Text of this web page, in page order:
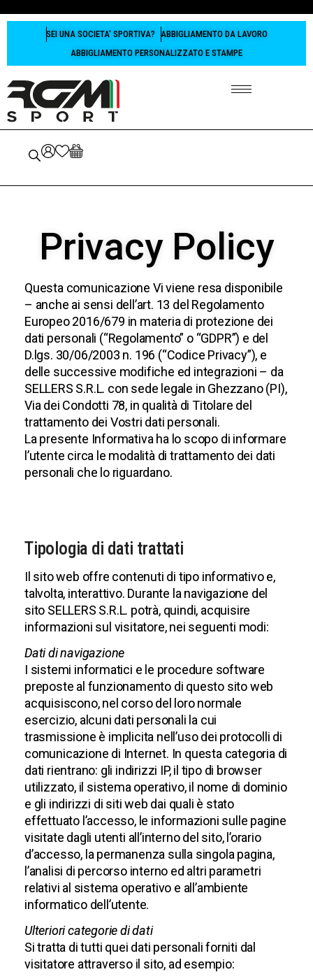
SEI UNA SOCIETA' SPORTIVA?
ABBIGLIAMENTO DA LAVORO
ABBIGLIAMENTO PERSONALIZZATO E STAMPE
Privacy Policy
Questa comunicazione Vi viene resa disponibile
– anche ai sensi dell’art. 13 del Regolamento
Europeo 2016/679 in materia di protezione dei
dati personali (“Regolamento” o “GDPR”) e del
D.lgs. 30/06/2003 n. 196 (“Codice Privacy”), e
delle successive modifiche ed integrazioni – da
SELLERS S.R.L. con sede legale in Ghezzano (PI),
Via dei Condotti 78, in qualità di Titolare del
trattamento dei Vostri dati personali.
La presente Informativa ha lo scopo di informare
l’utente circa le modalità di trattamento dei dati
personali che lo riguardano.
Tipologia di dati trattati
Il sito web offre contenuti di tipo informativo e,
talvolta, interattivo. Durante la navigazione del
sito SELLERS S.R.L. potrà, quindi, acquisire
informazioni sul visitatore, nei seguenti modi:
Dati di navigazione
I sistemi informatici e le procedure software
preposte al funzionamento di questo sito web
acquisiscono, nel corso del loro normale
esercizio, alcuni dati personali la cui
trasmissione è implicita nell’uso dei protocolli di
comunicazione di Internet. In questa categoria di
dati rientrano: gli indirizzi IP, il tipo di browser
utilizzato, il sistema operativo, il nome di dominio
e gli indirizzi di siti web dai quali è stato
effettuato l’accesso, le informazioni sulle pagine
visitate dagli utenti all’interno del sito, l’orario
d’accesso, la permanenza sulla singola pagina,
l’analisi di percorso interno ed altri parametri
relativi al sistema operativo e all’ambiente
informatico dell’utente.
Ulteriori categorie di dati
Si tratta di tutti quei dati personali forniti dal
visitatore attraverso il sito, ad esempio: